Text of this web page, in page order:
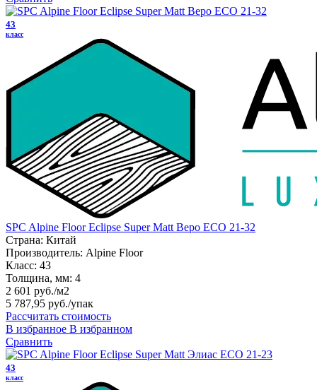
43
класс
SPC Alpine Floor Eclipse Super Matt Веро ЕСО 21-32
Страна: Китай
Производитель: Alpine Floor
Класс: 43
Толщина, мм: 4
2 601 руб./м2
5 787,95 руб./упак
Рассчитать стоимость
В избранное В избранном
Сравнить
43
класс